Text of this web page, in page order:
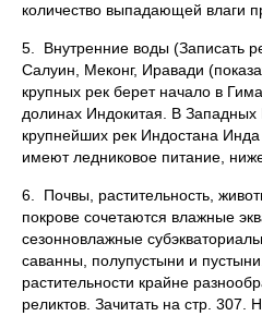
количество выпадающей влаги
5. Внутренние воды (Записать
Салуин, Меконг, Иравади
крупных рек берет начало в
долинах Индокитая. В Западных
крупнейших рек Индостана
имеют ледниковое питание,
6. Почвы, растительность,
покрове сочетаются влажные
сезонновлажные
саванны, полупустыни и
растительности крайне
реликтов. Зачитать на стр.